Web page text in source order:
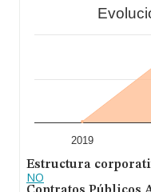
2019
Estructura
NO